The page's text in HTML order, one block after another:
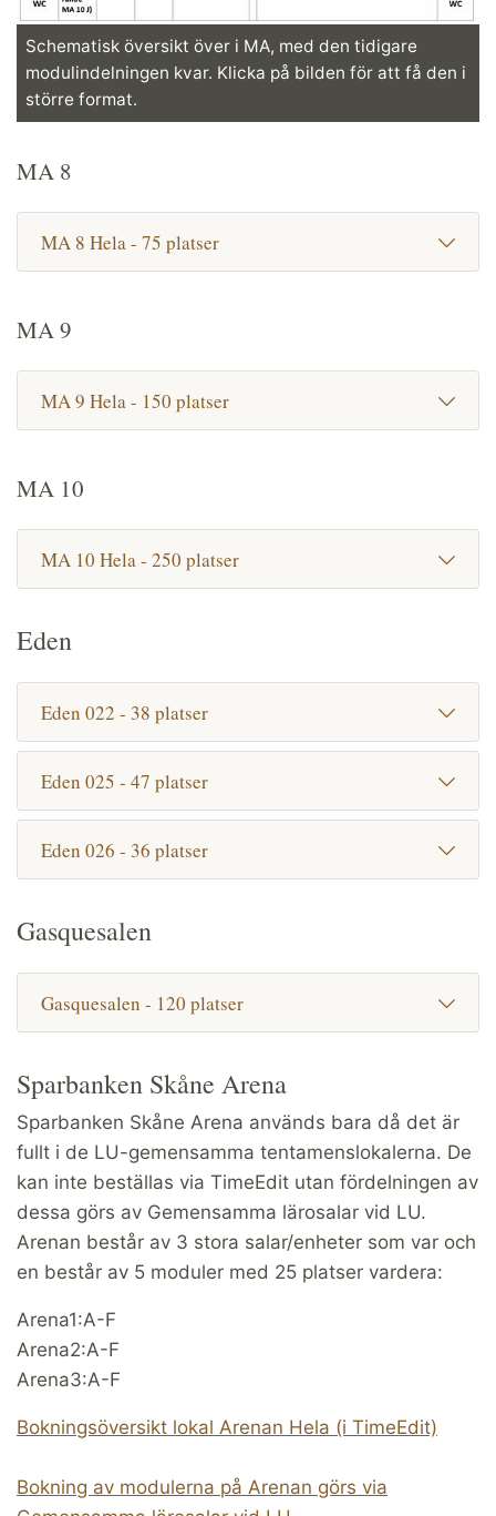
Schematisk översikt över i MA, med den tidigare
modulindelningen kvar. Klicka på bilden för att få den i
större format.
MA 8
MA 8 Hela - 75 platser
MA 9
MA 9 Hela - 150 platser
MA 10
MA 10 Hela - 250 platser
Eden
Eden 022 - 38 platser
Eden 025 - 47 platser
Eden 026 - 36 platser
Gasquesalen
Gasquesalen - 120 platser
Sparbanken Skåne Arena
Sparbanken Skåne Arena används bara då det är
fullt i de LU-gemensamma tentamenslokalerna. De
kan inte beställas via TimeEdit utan fördelningen av
dessa görs av Gemensamma lärosalar vid LU.
Arenan består av 3 stora salar/enheter som var och
en består av 5 moduler med 25 platser vardera:
Arena1:A-F
Arena2:A-F
Arena3:A-F
Bokningsöversikt lokal Arenan Hela (i TimeEdit)
Bokning av modulerna på Arenan görs via